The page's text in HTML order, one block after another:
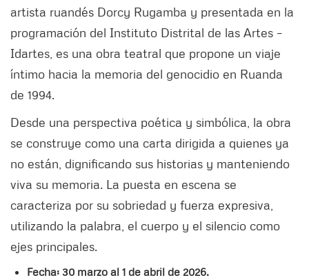
artista ruandés Dorcy Rugamba y presentada en la
programación del Instituto Distrital de las Artes –
Idartes, es una obra teatral que propone un viaje
íntimo hacia la memoria del genocidio en Ruanda
de 1994.
Desde una perspectiva poética y simbólica, la obra
se construye como una carta dirigida a quienes ya
no están, dignificando sus historias y manteniendo
viva su memoria. La puesta en escena se
caracteriza por su sobriedad y fuerza expresiva,
utilizando la palabra, el cuerpo y el silencio como
ejes principales.
Fecha: 30 marzo al 1 de abril de 2026.